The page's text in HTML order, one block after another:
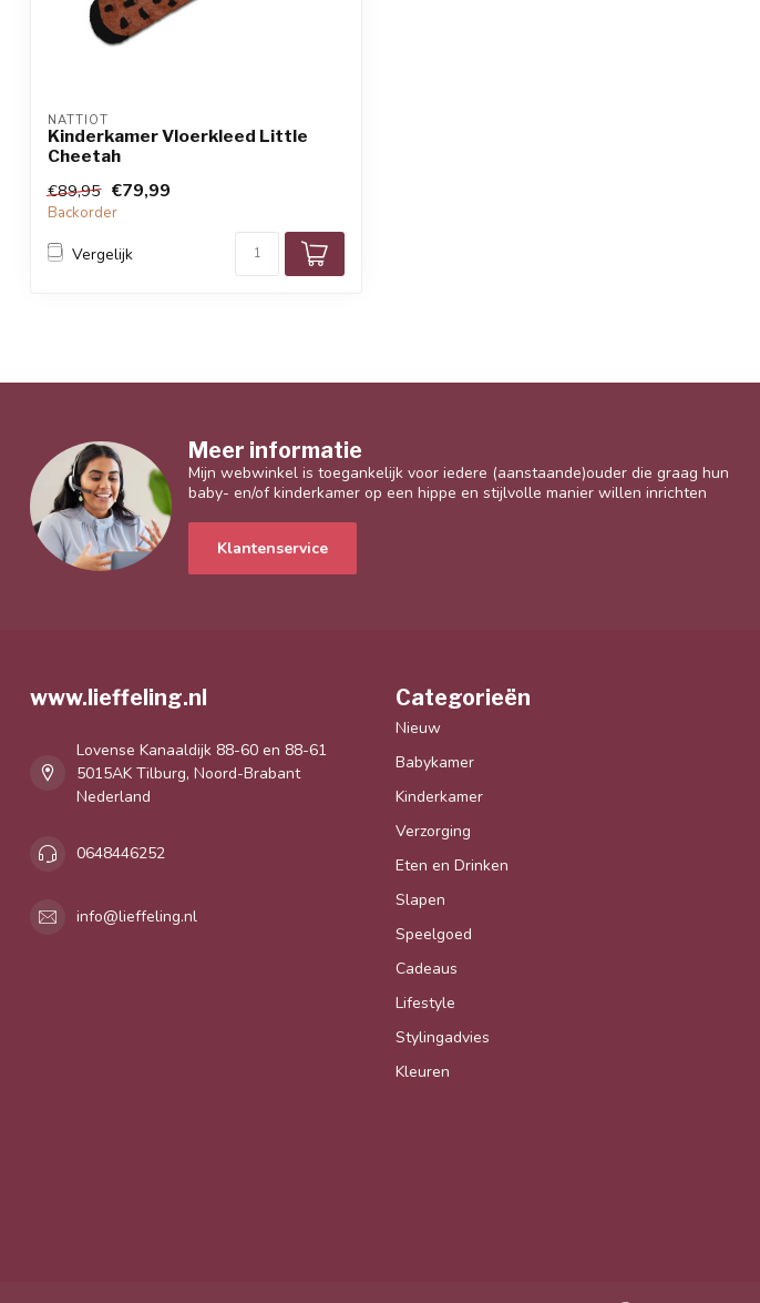
NATTIOT
Kinderkamer Vloerkleed Little
Cheetah
€89,95 €79,99
Backorder
Vergelijk
Meer informatie
Mijn webwinkel is toegankelijk voor iedere (aanstaande)ouder die graag hun
baby- en/of kinderkamer op een hippe en stijlvolle manier willen inrichten
Klantenservice
www.lieffeling.nl
Lovense Kanaaldijk 88-60 en 88-61
5015AK Tilburg, Noord-Brabant
Nederland
0648446252
info@lieffeling.nl
Categorieën
Nieuw
Babykamer
Kinderkamer
Verzorging
Eten en Drinken
Slapen
Speelgoed
Cadeaus
Lifestyle
Stylingadvies
Kleuren